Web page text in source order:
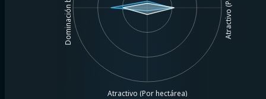
Atractivo (Por hectárea)